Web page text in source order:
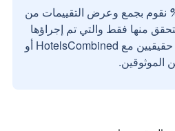
نقوم بجمع وعرض التقييمات من
منها فقط والتي تم إجراؤها
بواسطة مستخدمين حقيقيين مع HotelsCombined أو
الموثوقين.